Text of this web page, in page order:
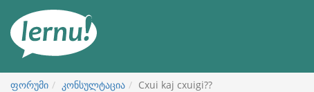
ნახვა
ფორუმი კონსულტაცია Cxui kaj cxuigi??